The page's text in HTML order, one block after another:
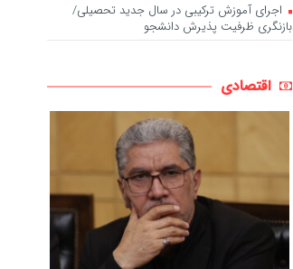
اجرای آموزش ترکیبی در سال جدید تحصیلی/
بازنگری ظرفیت پذیرش دانشجو
اقتصادی